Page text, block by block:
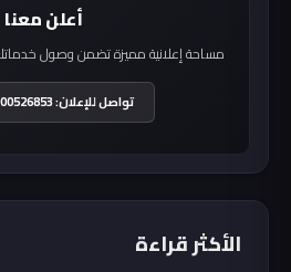
أعلن معنا
مساحة إعلانية مميزة تضمن وصول خدماتك
تواصل للإعلان: 009647700526853
الأكثر قراءة